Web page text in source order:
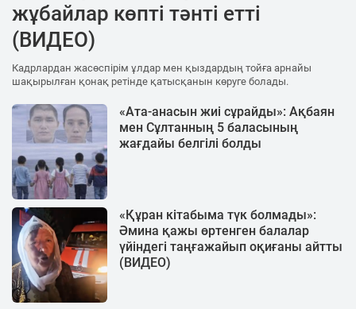
жұбайлар көпті тәнті етті
(ВИДЕО)
Кадрлардан жасөспірім ұлдар мен қыздардың тойға арнайы
шақырылған қонақ ретінде қатысқанын көруге болады.
«Ата-анасын жиі сұрайды»: Ақбаян
мен Сұлтанның 5 баласының
жағдайы белгілі болды
«Құран кітабыма түк болмады»:
Әмина қажы өртенген балалар
үйіндегі таңғажайып оқиғаны айтты
(ВИДЕО)